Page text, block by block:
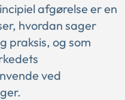
afgørelse er en
hvordan sager
praksis, og som
ved